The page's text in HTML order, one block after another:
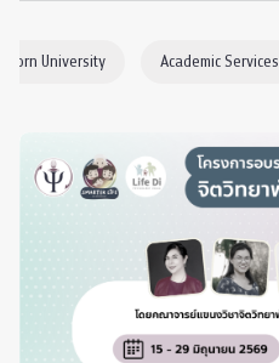
University Academic Services